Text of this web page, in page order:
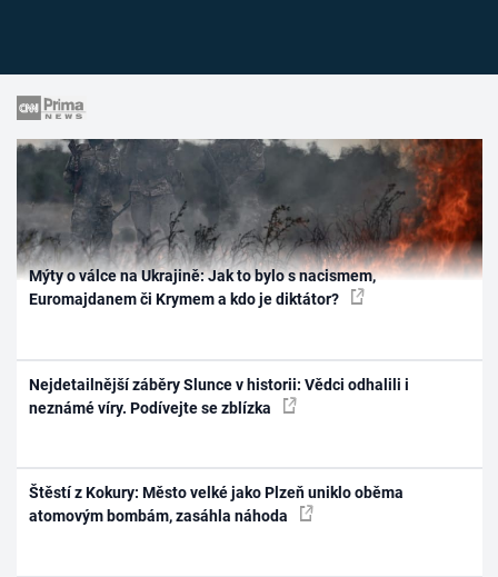
Mýty o válce na Ukrajině: Jak to bylo s nacismem,
Euromajdanem či Krymem a kdo je diktátor?
Nejdetailnější záběry Slunce v historii: Vědci odhalili i
neznámé víry. Podívejte se zblízka
Štěstí z Kokury: Město velké jako Plzeň uniklo oběma
atomovým bombám, zasáhla náhoda